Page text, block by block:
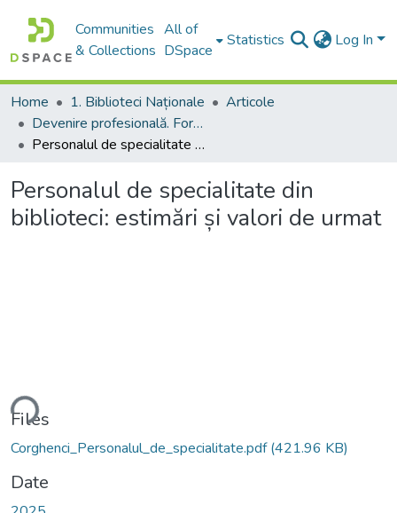
Communities
& Collections
All of
DSpace
Statistics Log In
Home 1. Biblioteci Naționale
Articole
Devenire profesională. Formarea profesională de bază și continuă a personalului din biblioteci
Personalul de specialitate din biblioteci: estimări și valori de urmat
Personalul de specialitate din
biblioteci: estimări și valori de urmat
Files
Corghenci_Personalul_de_specialitate.pdf(421.96 KB)
Date